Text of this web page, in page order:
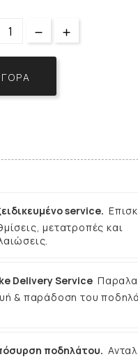
service.
μετατροπές και
Delivery Service
& παράδοση του
ποδηλάτου.